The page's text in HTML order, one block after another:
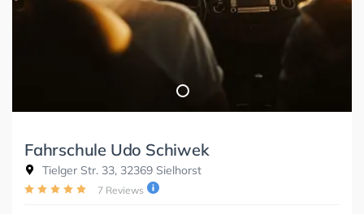
Fahrschule Udo Schiwek
Tielger Str. 33, 32369 Sielhorst
7 Reviews